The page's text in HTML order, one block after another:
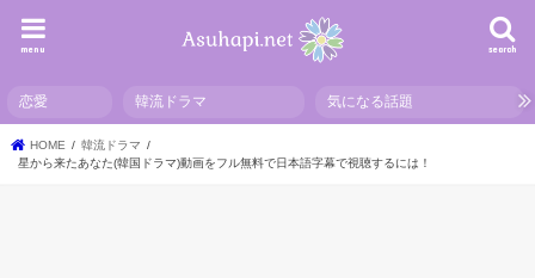
search
menu
恋愛 韓流ドラマ 気になる話題
HOME
韓流ドラマ
星から来たあなた(韓国ドラマ)動画をフル無料で日本語字幕で視聴するには！